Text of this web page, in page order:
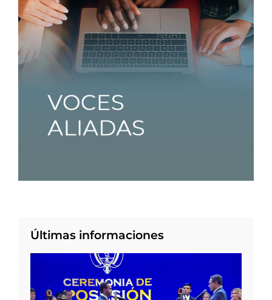
Últimas informaciones